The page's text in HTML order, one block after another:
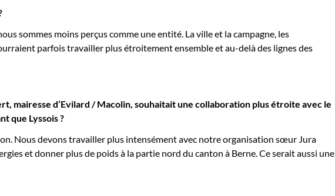
sommes moins perçus comme une entité. La ville et la campagne, les
parfois travailler plus étroitement ensemble et au-delà des lignes des
mairesse d’Evilard / Macolin, souhaitait une collaboration plus étroite avec le
que Lyssois ?
Nous devons travailler plus intensément avec notre organisation sœur Jura
et donner plus de poids à la partie nord du canton à Berne. Ce serait aussi une